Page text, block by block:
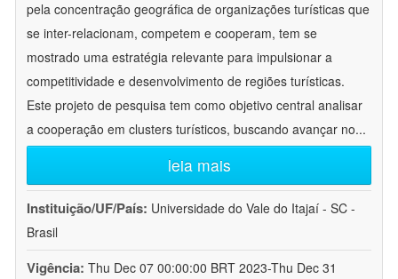
pela concentração geográfica de organizações turísticas que
se inter-relacionam, competem e cooperam, tem se
mostrado uma estratégia relevante para impulsionar a
competitividade e desenvolvimento de regiões turísticas.
Este projeto de pesquisa tem como objetivo central analisar
a cooperação em clusters turísticos, buscando avançar no...
leia mais
Instituição/UF/País: Universidade do Vale do Itajaí - SC -
Brasil
Vigência: Thu Dec 07 00:00:00 BRT 2023-Thu Dec 31